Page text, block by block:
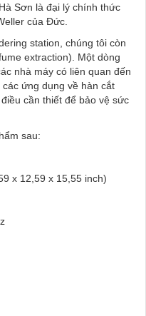
Sơn là đại lý chính thức
của Đức.
station, chúng tôi còn
extraction). Một dòng
nhà máy có liên quan đến
ứng dụng về hàn cắt
cần thiết để bảo vệ sức
sau:
x 12,59 x 15,55 inch)